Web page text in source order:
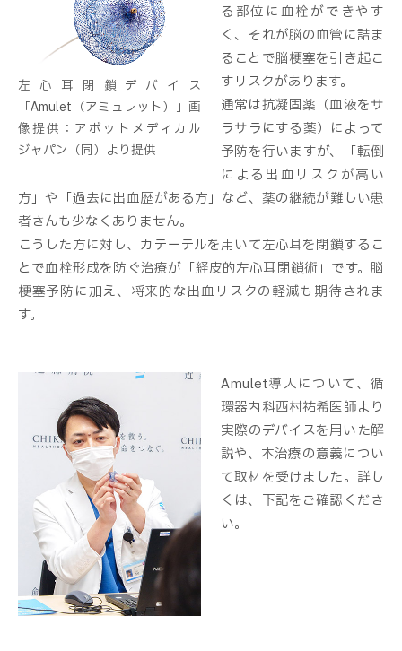
左心耳閉鎖デバイス
「Amulet（アミュレット）」画
像提供：アボットメディカル
ジャパン（同）より提供
る部位に血栓ができやす
く、それが脳の血管に詰ま
ることで脳梗塞を引き起こ
すリスクがあります。
通常は抗凝固薬（血液をサ
ラサラにする薬）によって
予防を行いますが、「転倒
による出血リスクが高い
方」や「過去に出血歴がある方」など、薬の継続が難しい患
者さんも少なくありません。
こうした方に対し、カテーテルを用いて左心耳を閉鎖するこ
とで血栓形成を防ぐ治療が「経皮的左心耳閉鎖術」です。脳
梗塞予防に加え、将来的な出血リスクの軽減も期待されま
す。
Amulet導入について、循
環器内科西村祐希医師より
実際のデバイスを用いた解
説や、本治療の意義につい
て取材を受けました。詳し
くは、下記をご確認くださ
い。